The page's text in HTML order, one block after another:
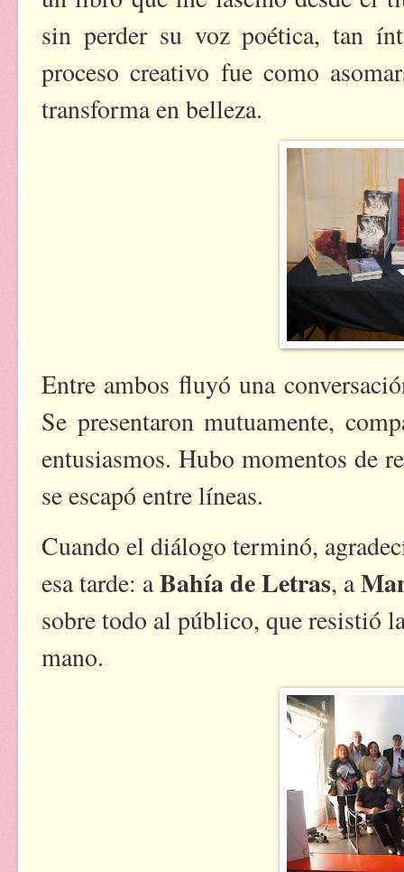
sin perder su voz poética, tan
proceso creativo fue como
transforma en belleza.
Entre ambos fluyó una
Se presentaron mutuamente,
entusiasmos. Hubo momentos de
se escapó entre líneas.
Cuando el diálogo terminó,
esa tarde: aBahía de Letras, a
sobre todo al público, que resistió
mano.